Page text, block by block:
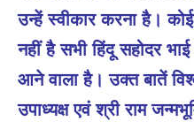
उन्हें स्वीकार करना है।
नहीं है सभी हिंदू सहोदर
आने वाला है। उक्त बातें
उपाध्यक्ष एवं श्री राम